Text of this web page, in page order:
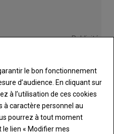
Publicité
d’avance sur le
le bon fonctionnement
d’audience. En cliquant sur
à l’utilisation de ces cookies
à caractère personnel au
pourrez à tout moment
le lien « Modifier mes